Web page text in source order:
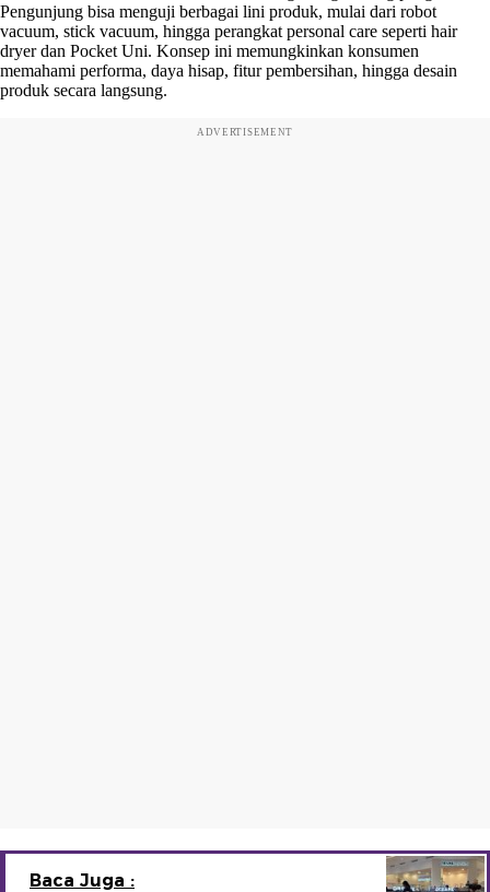
Pengunjung bisa menguji berbagai lini produk, mulai dari robot
vacuum, stick vacuum, hingga perangkat personal care seperti hair
dryer dan Pocket Uni. Konsep ini memungkinkan konsumen
memahami performa, daya hisap, fitur pembersihan, hingga desain
produk secara langsung.
ADVERTISEMENT
Baca Juga :